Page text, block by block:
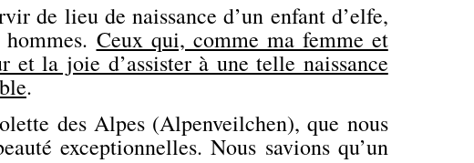
de lieu de naissance d’un enfant d’elfe,
Ceux qui, comme ma femme et
la joie d’assister à une telle naissance
.
des Alpes (Alpenveilchen), que nous
exceptionnelles. Nous savions qu’un